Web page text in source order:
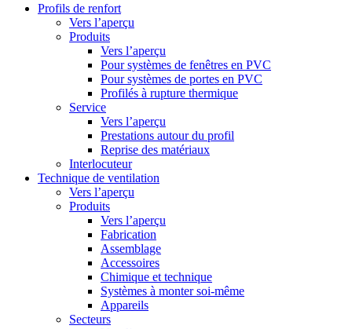
Profils de renfort
Vers l’aperçu
Produits
Vers l’aperçu
Pour systèmes de fenêtres en PVC
Pour systèmes de portes en PVC
Profilés à rupture thermique
Service
Vers l’aperçu
Prestations autour du profil
Reprise des matériaux
Interlocuteur
Technique de ventilation
Vers l’aperçu
Produits
Vers l’aperçu
Fabrication
Assemblage
Accessoires
Chimique et technique
Systèmes à monter soi-même
Appareils
Secteurs